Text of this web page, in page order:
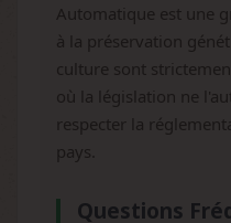
Automatique est une
à la préservation
culture sont
où la législation ne
respecter la
pays.
Questions